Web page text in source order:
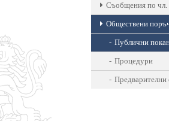
Съобщения по чл.
Обществени
Публични
Процедури
Предварителни